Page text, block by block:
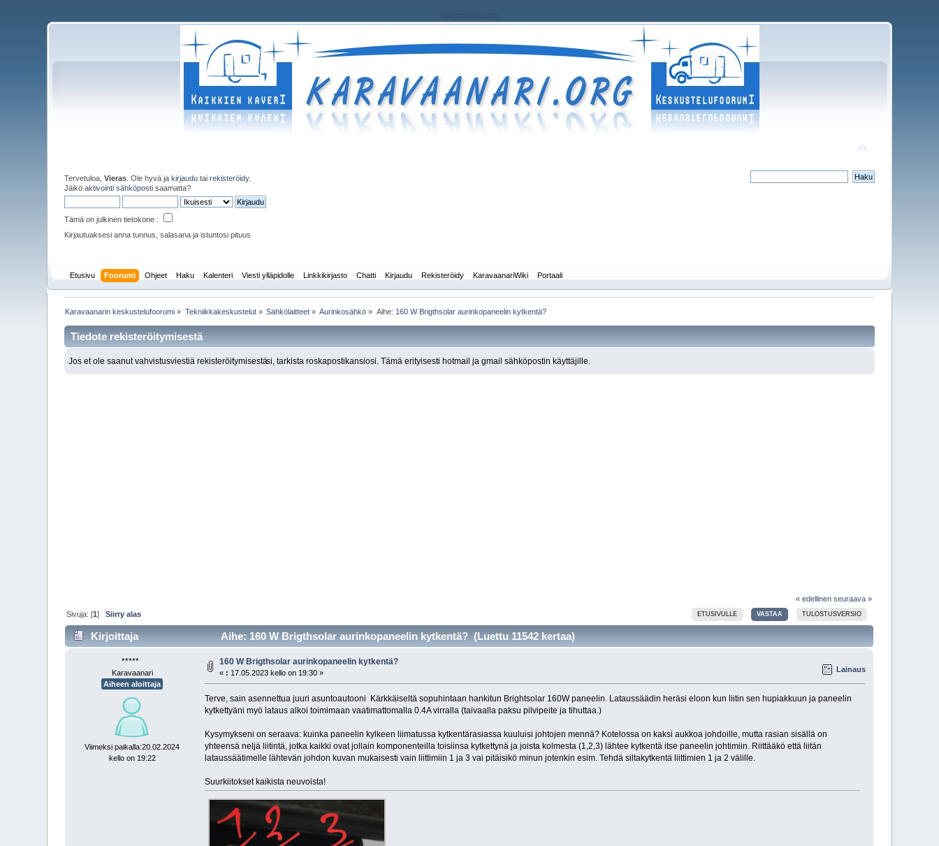
rekisteriseloste
Tervetuloa,Vieras . Ole hyvä jakirjaudu tairekisteröidy.
Jäiköaktivointi sähköposti saamatta?
Tämä on julkinen tietokone :
Kirjautuaksesi anna tunnus, salasana ja istuntosi pituus
Etusivu Foorumi Ohjeet Haku Kalenteri Viesti ylläpidolle Linkkikirjasto Chatti Kirjaudu Rekisteröidy KaravaanariWiki Portaali
Karavaanarin keskustelufoorumi » Tekniikkakeskustelut» Sähkölaitteet » Aurinkosähkö » Aihe: 160 W Brigthsolar aurinkopaneelin kytkentä?
Tiedote rekisteröitymisestä
Jos et ole saanut vahvistusviestiä rekisteröitymisestäsi, tarkista roskapostikansiosi. Tämä erityisesti hotmail ja gmail sähköpostin käyttäjille.
« edellinen seuraava »
ETUSIVULLE VASTAA TULOSTUSVERSIO
Sivuja: [1]Siirry alas
Kirjoittaja Aihe: 160 W Brigthsolar aurinkopaneelin kytkentä? (Luettu 11542 kertaa)
*****
Karavaanari
Aiheen aloittaja
Viimeksi paikalla:20.02.2024
kello on 19:22
160 W Brigthsolar aurinkopaneelin kytkentä?
« : 17.05.2023 kello on 19:30 » Lainaus
Terve, sain asennettua juuri asuntoautooni Kärkkäiseltä sopuhintaan hankitun Brightsolar 160W paneelin. Lataussäädin heräsi eloon kun liitin sen hupiakkuun ja paneelin
kytkettyäni myö lataus alkoi toimimaan vaatimattomalla 0.4A virralla (taivaalla paksu pilvipeite ja tihuttaa.)
Kysymykseni on seraava: kuinka paneelin kylkeen liimatussa kytkentärasiassa kuuluisi johtojen mennä? Kotelossa on kaksi aukkoa johdoille, mutta rasian sisällä on
yhteensä neljä liitintä, jotka kaikki ovat jollain komponenteilla toisiinsa kytkettynä ja joista kolmesta (1,2,3) lähtee kytkentä itse paneelin johtimiin. Riittääkö että liitän
lataussäätimelle lähtevän johdon kuvan mukaisesti vain liittimiin 1 ja 3 vai pitäisikö minun jotenkin esim. Tehdä siltakytkentä liittimien 1 ja 2 välille.
Suurkiitokset kaikista neuvoista!